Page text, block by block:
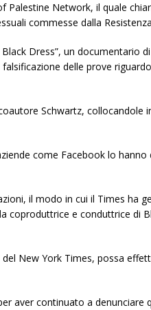
Network, il quale
commesse dalla
Dress”, un documentario
delle prove
Schwartz, collocandole
come Facebook lo
il modo in cui il Times ha
coproduttrice e conduttrice di
New York Times, possa
aver continuato a denunciare